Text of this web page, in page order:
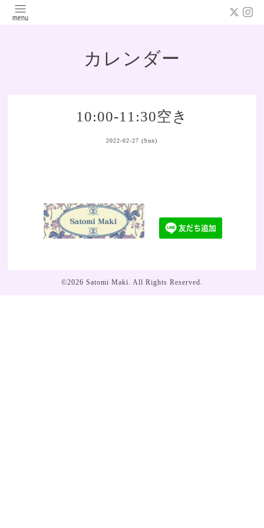
カレンダー
10:00-11:30空き
2022-02-27 (Sun)
©2026 Satomi Maki. All Rights Reserved.